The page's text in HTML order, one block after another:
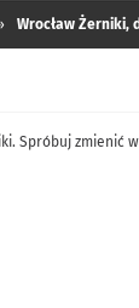
Wrocław Żerniki,
Spróbuj